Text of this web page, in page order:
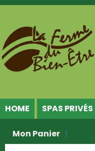
Jump to Content
HOME SPAS PRIVÉS
Mon Panier